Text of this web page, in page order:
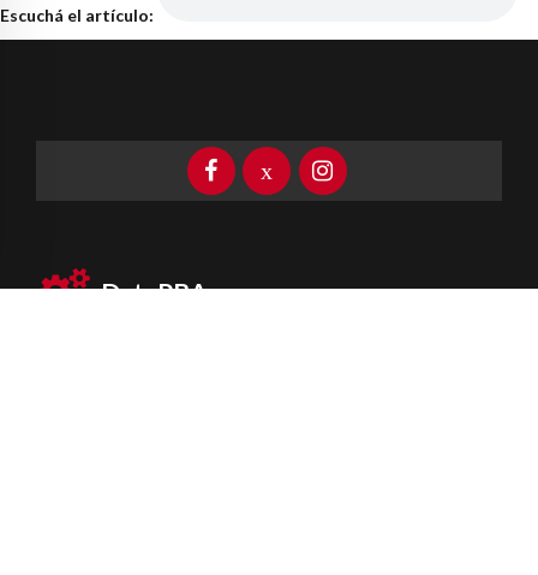
Escuchá el artículo:
DataPBA